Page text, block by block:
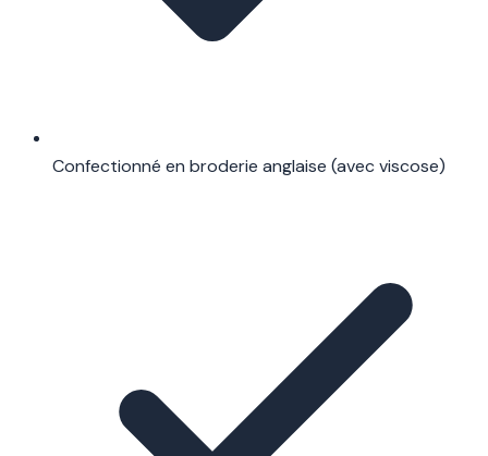
Confectionné en broderie anglaise (avec viscose)